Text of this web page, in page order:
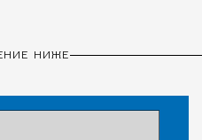
НИЖЕ